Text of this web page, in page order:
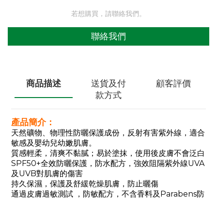
若想購買，請聯絡我們。
聯絡我們
商品描述
送貨及付
款方式
顧客評價
產品簡介：
天然礦物、物理性防曬保護成份，反射有害紫外線，適合
敏感及嬰幼兒幼嫩肌膚。
質感輕柔，清爽不黏膩；易於塗抹，使用後皮膚不會泛白
SPF50+全效防曬保護，防水配方，強效阻隔紫外線UVA
及UVB對肌膚的傷害
持久保濕，保護及舒緩乾燥肌膚，防止曬傷
通過皮膚過敏測試 ，防敏配方，不含香料及Parabens防